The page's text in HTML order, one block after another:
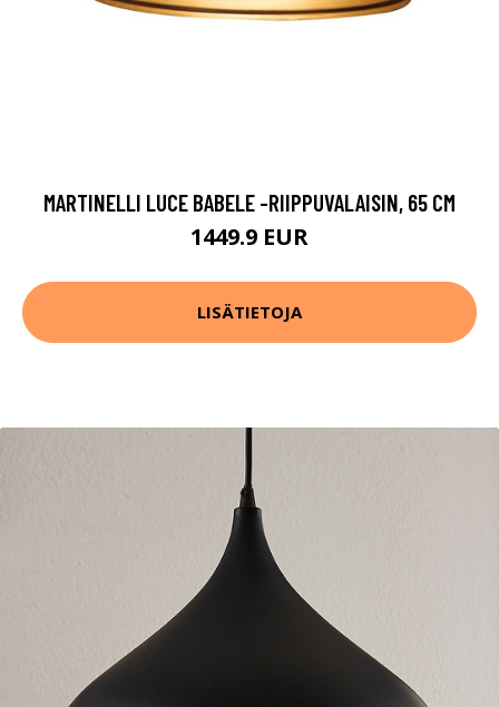
MARTINELLI LUCE BABELE -RIIPPUVALAISIN, 65 CM
1449.9 EUR
LISÄTIETOJA